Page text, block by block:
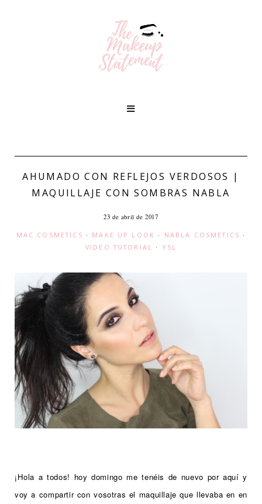
AHUMADO CON REFLEJOS VERDOSOS |
MAQUILLAJE CON SOMBRAS NABLA
23 de abril de 2017
MAC COSMETICS · MAKE UP LOOK · NABLA COSMETICS ·
VIDEO TUTORIAL · YSL
¡Hola a todos! hoy domingo me tenéis de nuevo por aquí y
voy a compartir con vosotras el maquillaje que llevaba en en